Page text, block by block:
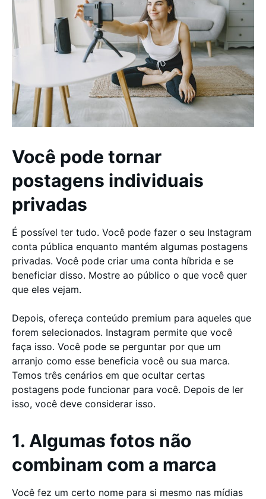
Você pode tornar
postagens individuais
privadas
É possível ter tudo. Você pode fazer o seu Instagram
conta pública enquanto mantém algumas postagens
privadas. Você pode criar uma conta híbrida e se
beneficiar disso. Mostre ao público o que você quer
que eles vejam.
Depois, ofereça conteúdo premium para aqueles que
forem selecionados. Instagram permite que você
faça isso. Você pode se perguntar por que um
arranjo como esse beneficia você ou sua marca.
Temos três cenários em que ocultar certas
postagens pode funcionar para você. Depois de ler
isso, você deve considerar isso.
1. Algumas fotos não
combinam com a marca
Você fez um certo nome para si mesmo nas mídias